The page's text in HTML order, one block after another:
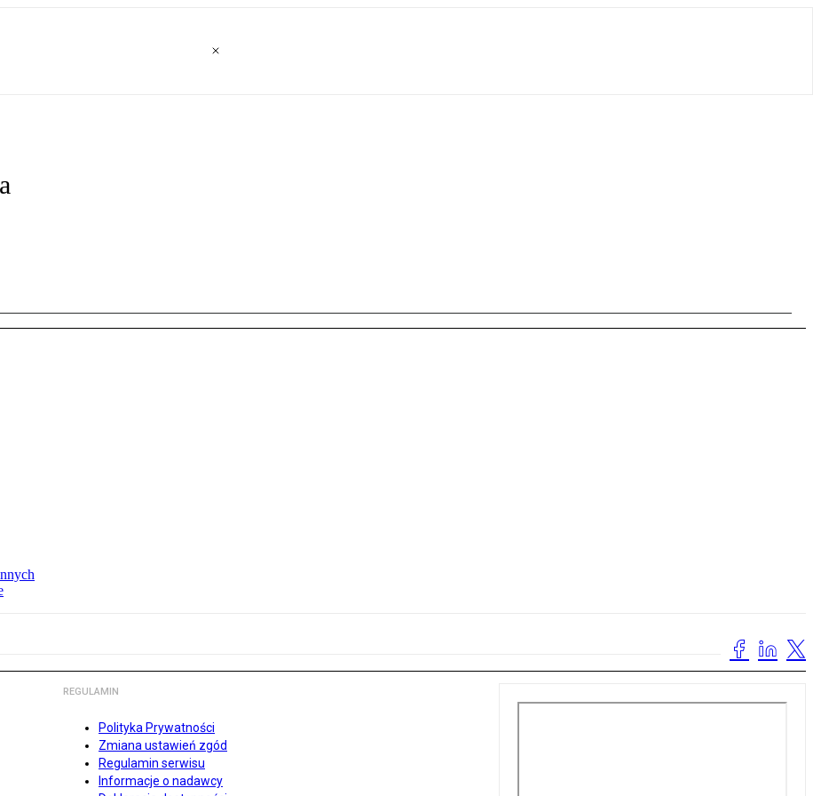
REGULAMIN
Polityka Prywatności
Zmiana ustawień zgód
Regulamin serwisu
Informacje o nadawcy